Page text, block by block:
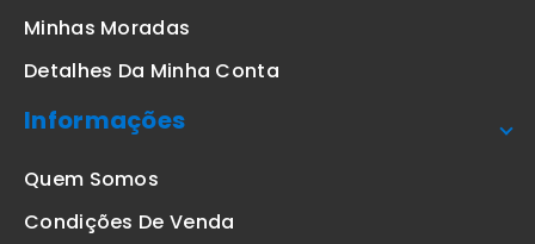
Minhas Moradas
Detalhes Da Minha Conta
Informações
Quem Somos
Condições De Venda